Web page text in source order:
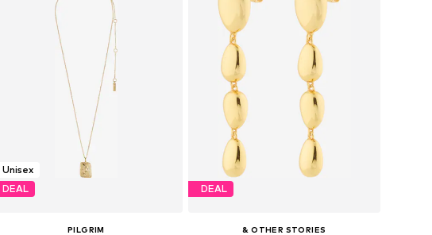
Unisex
DEAL
PILGRIM
DEAL
& OTHER STORIES